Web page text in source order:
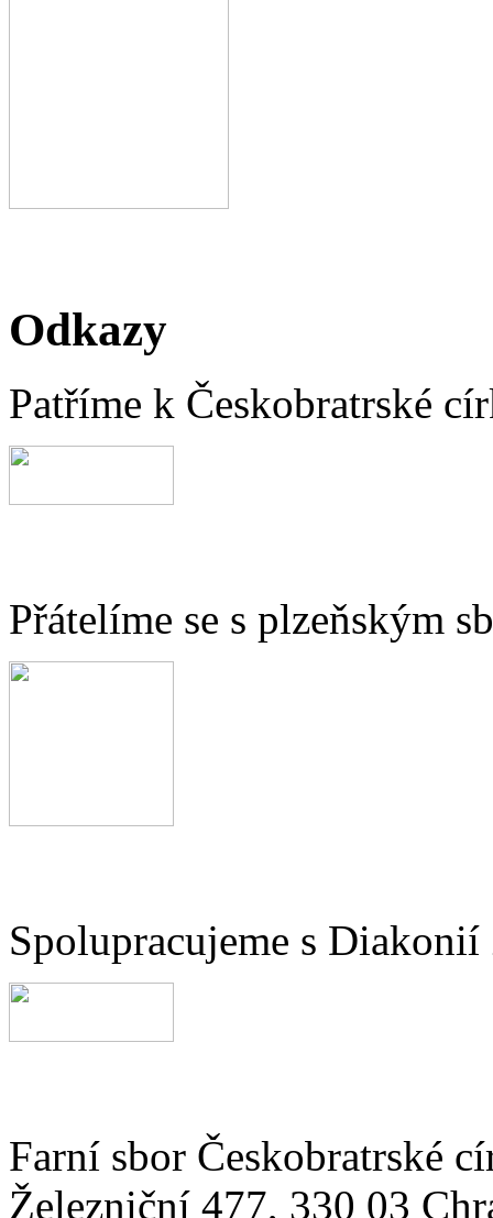
Odkazy
Patříme k Českobratrské
Přátelíme se s plzeňským
Spolupracujeme s Diakonií
Farní sbor Českobratrské
Železniční 477, 330 03